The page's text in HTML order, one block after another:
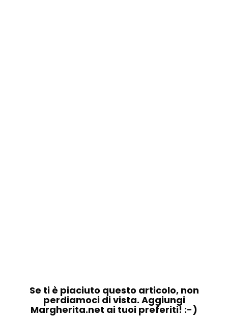
Se ti è piaciuto questo articolo, non
perdiamoci di vista. Aggiungi
Margherita.net ai tuoi preferiti! :-)